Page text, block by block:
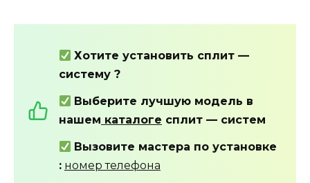
Хотите установить сплит —
систему ?
Выберите лучшую модель в
нашем каталоге сплит — систем
Вызовите мастера по установке
: номер телефона